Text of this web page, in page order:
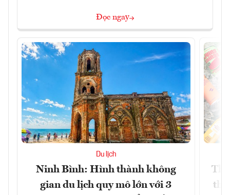
Đọc ngay
Du lịch
Ninh Bình: Hình thành không
gian du lịch quy mô lớn với 3